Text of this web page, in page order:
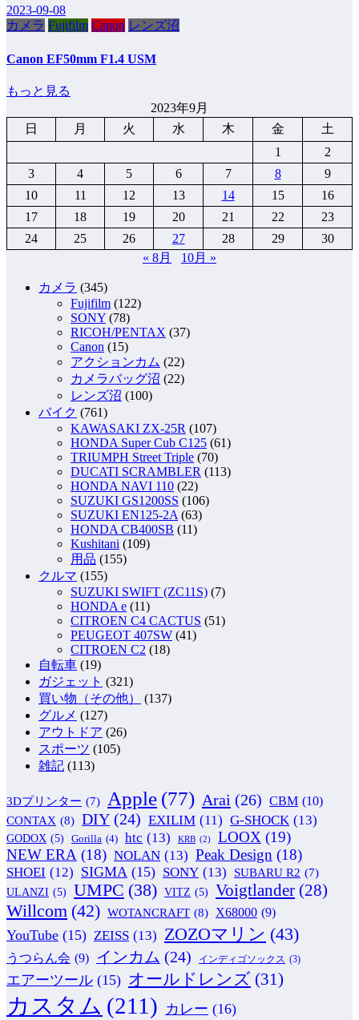
2023-09-08
カメラ Fujifilm Canon レンズ沼
Canon EF50mm F1.4 USM
もっと見る
2023年9月
日
月 火 水 木 金
土
1
2
3
4 5 6 7 8
9
10
11 12 13 14 15
16
17
18 19 20 21 22
23
24
25 26 27 28 29
30
« 8月
10月 »
カメラ (345)
Fujifilm (122)
SONY (78)
RICOH/PENTAX (37)
Canon (15)
アクションカム (22)
カメラバッグ沼 (22)
レンズ沼 (100)
バイク (761)
KAWASAKI ZX-25R (107)
HONDA Super Cub C125 (61)
TRIUMPH Street Triple (70)
DUCATI SCRAMBLER (113)
HONDA NAVI 110 (22)
SUZUKI GS1200SS (106)
SUZUKI EN125-2A (63)
HONDA CB400SB (11)
Kushitani (109)
用品 (155)
クルマ (155)
SUZUKI SWIFT (ZC11S) (7)
HONDA e (11)
CITROEN C4 CACTUS (51)
PEUGEOT 407SW (41)
CITROEN C2 (18)
自転車 (19)
ガジェット (321)
買い物（その他）
(137)
グルメ (127)
アウトドア (26)
スポーツ (105)
雑記 (113)
3Dプリンター (7) Apple (77) Arai (26) CBM (10)
CONTAX (8) DIY (24) EXILIM (11) G-SHOCK (13)
GODOX (5) Gorilla (4) htc (13) KRB (2) LOOX (19)
NEW ERA (18) NOLAN (13) Peak Design (18)
SHOEI (12) SIGMA (15) SONY (13) SUBARU R2 (7)
ULANZI (5) UMPC (38) VITZ (5) Voigtlander (28)
Willcom (42) WOTANCRAFT (8) X68000 (9)
YouTube (15) ZEISS (13) ZOZOマリン (43)
うつらん会 (9) インカム (24) インディゴソックス (3)
エアーツール (15) オールドレンズ (31)
カスタム (211) カレー (16)